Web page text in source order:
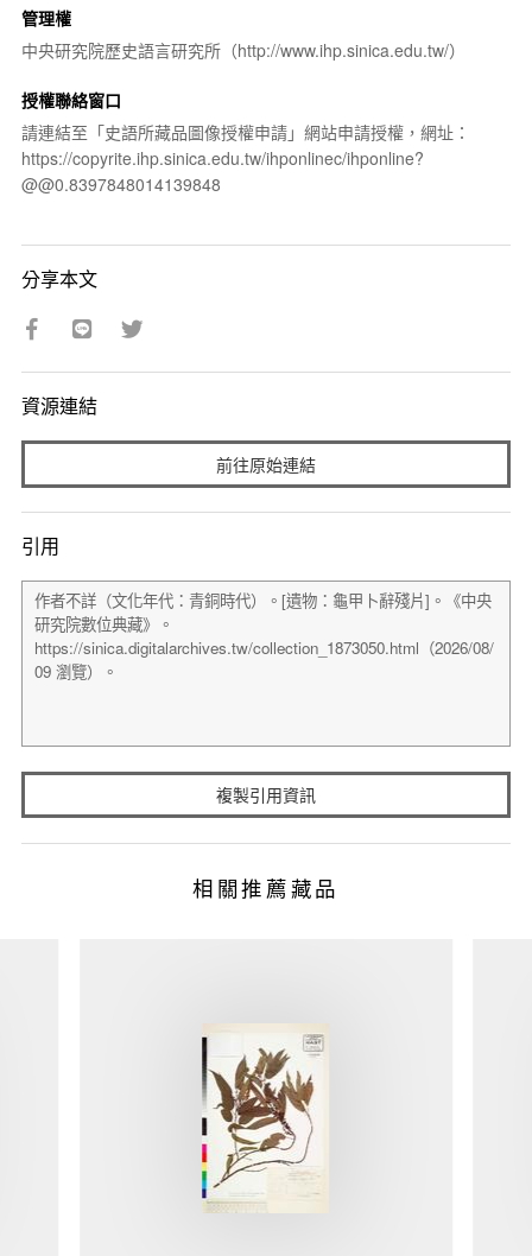
管理權
中央研究院歷史語言研究所（http://www.ihp.sinica.edu.tw/）
授權聯絡窗口
請連結至「史語所藏品圖像授權申請」網站申請授權，網址：
https://copyrite.ihp.sinica.edu.tw/ihponlinec/ihponline?
@@0.8397848014139848
分享本文
資源連結
前往原始連結
引用
複製引用資訊
相關推薦藏品